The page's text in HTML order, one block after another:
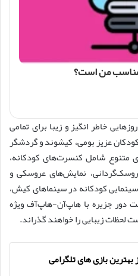
من است؟
خاطر انگیز و زیبا برای تمامی
عزیز بومی، کیشوند و گردشگر
متنوع شامل کنسرت‌های کودکانه،
نمایش‌های عروسکی و
کودکانه در سینماهای کیش،
دور جزیره با هاپ‌آن-هاپ‌آف ویژه
زیبایی را خواهند گذراند.
از بهترین بازی‌ های تلگرامی